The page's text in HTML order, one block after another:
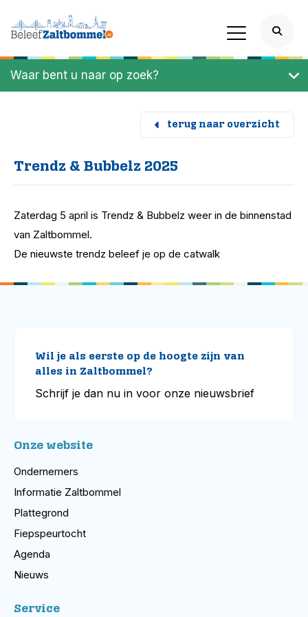
Waar bent u naar op zoek?
terug naar overzicht
Trendz & Bubbelz 2025
Zaterdag 5 april is Trendz & Bubbelz weer in de binnenstad
van Zaltbommel.
De nieuwste trendz beleef je op de catwalk
Wil je als eerste op de hoogte zijn van
alles in Zaltbommel?
Schrijf je dan nu in voor onze nieuwsbrief
Onze website
Ondernemers
Informatie Zaltbommel
Plattegrond
Fiepspeurtocht
Agenda
Nieuws
Service